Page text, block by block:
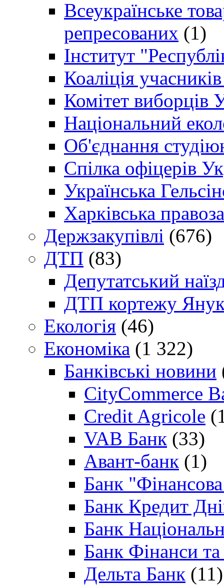
Всеукраїнське
репресованих (1)
Інститут
Коаліція
Комітет виборців
Національний
Об'єднання
Спілка офіцерів
Українська
Харківська
Держзакупівлі (676)
ДТП (83)
Депутатський
ДТП кортежу
Екологія (46)
Економіка (1 322)
Банківські новини
CityCommerce
Credit Agricole
VAB Банк (33)
Авант-банк (1)
Банк "Фінансова
Банк Кредит
Банк
Банк Фінанси
Дельта Банк (11)